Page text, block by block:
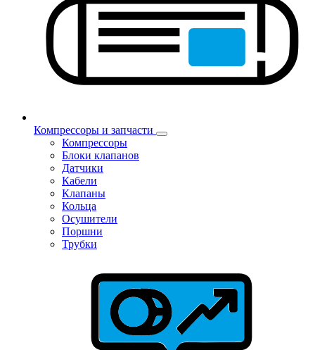
Компрессоры и запчасти
Компрессоры
Блоки клапанов
Датчики
Кабели
Клапаны
Кольца
Осушители
Поршни
Трубки